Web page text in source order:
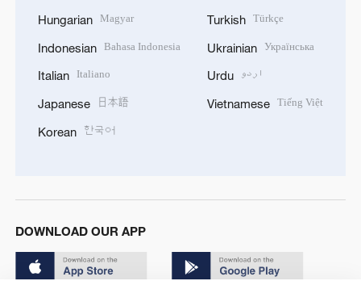
Hungarian Magyar
Indonesian Bahasa Indonesia
Italian Italiano
Japanese 日本語
Korean 한국어
Turkish Türkçe
Ukrainian Українська
Urdu اردو
Vietnamese Tiếng Việt
DOWNLOAD OUR APP